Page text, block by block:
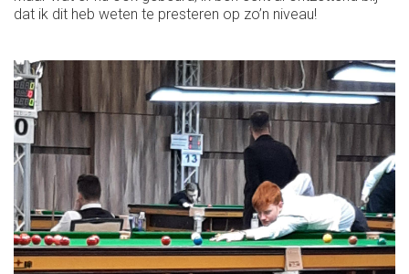
dat ik dit heb weten te presteren op zo’n niveau!